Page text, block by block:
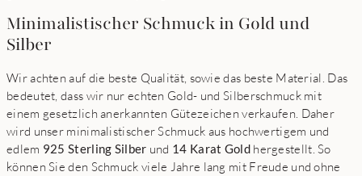
Minimalistischer Schmuck in Gold und
Silber
Wir achten auf die beste Qualität, sowie das beste Material. Das
bedeutet, dass wir nur echten Gold- und Silberschmuck mit
einem gesetzlich anerkannten Gütezeichen verkaufen. Daher
wird unser minimalistischer Schmuck aus hochwertigem und
edlem 925 Sterling Silber und 14 Karat Goldhergestellt. So
können Sie den Schmuck viele Jahre lang mit Freude und ohne